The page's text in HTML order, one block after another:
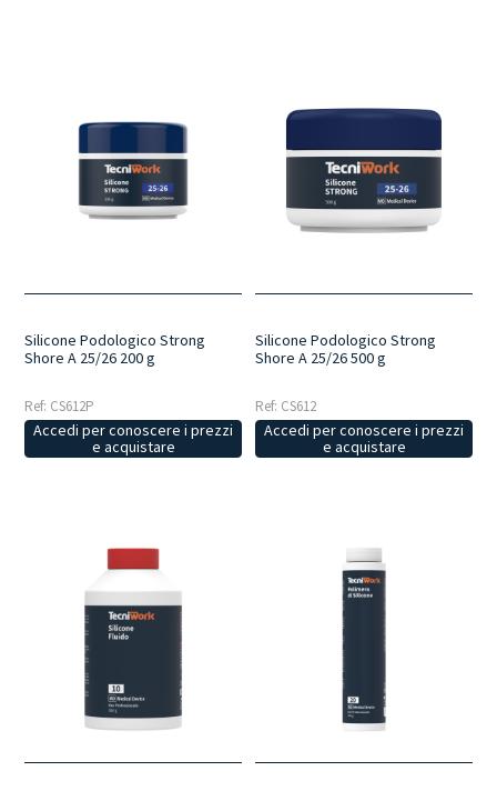
Silicone Podologico Strong
Shore A 25/26 200 g
Ref: CS612P
Accedi per conoscere i prezzi
e acquistare
Silicone Podologico Strong
Shore A 25/26 500 g
Ref: CS612
Accedi per conoscere i prezzi
e acquistare